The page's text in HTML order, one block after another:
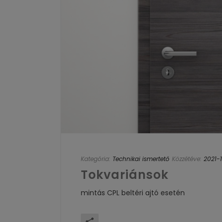
Kategória: Technikai ismertető Közzétéve: 2021-
Tokvariánsok
mintás CPL beltéri ajtó esetén